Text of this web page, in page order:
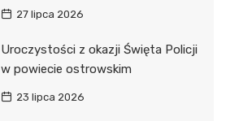
27 lipca 2026
Uroczystości z okazji Święta Policji
w powiecie ostrowskim
23 lipca 2026